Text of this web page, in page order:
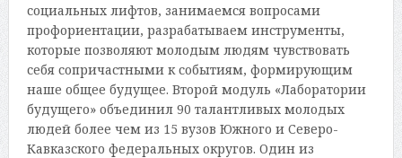
социальных лифтов, занимаемся вопросами
профориентации, разрабатываем инструменты,
которые позволяют молодым людям чувствовать
себя сопричастными к событиям, формирующим
наше общее будущее. Второй модуль «Лаборатории
будущего» объединил 90 талантливых молодых
людей более чем из 15 вузов Южного и Северо-
Кавказского федеральных округов. Один из